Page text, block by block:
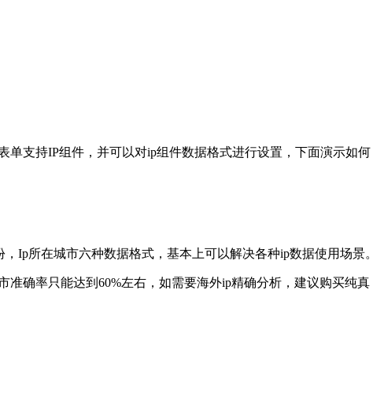
单支持IP组件，并可以对ip组件数据格式进行设置，下面演示如何
Ip所在城市六种数据格式，基本上可以解决各种ip数据使用场景。
确率只能达到60%左右，如需要海外ip精确分析，建议购买纯真